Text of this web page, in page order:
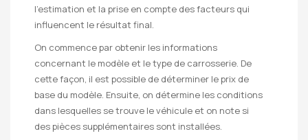
l’estimation et la prise en compte des facteurs qui
influencent le résultat final.
On commence par obtenir les informations
concernant le modèle et le type de carrosserie. De
cette façon, il est possible de déterminer le prix de
base du modèle. Ensuite, on détermine les conditions
dans lesquelles se trouve le véhicule et on note si
des pièces supplémentaires sont installées.